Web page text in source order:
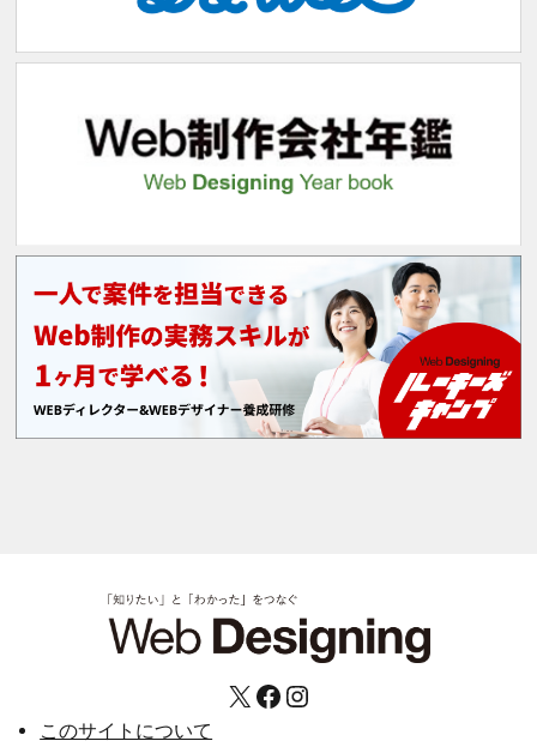
X Facebook Instagram
このサイトについて